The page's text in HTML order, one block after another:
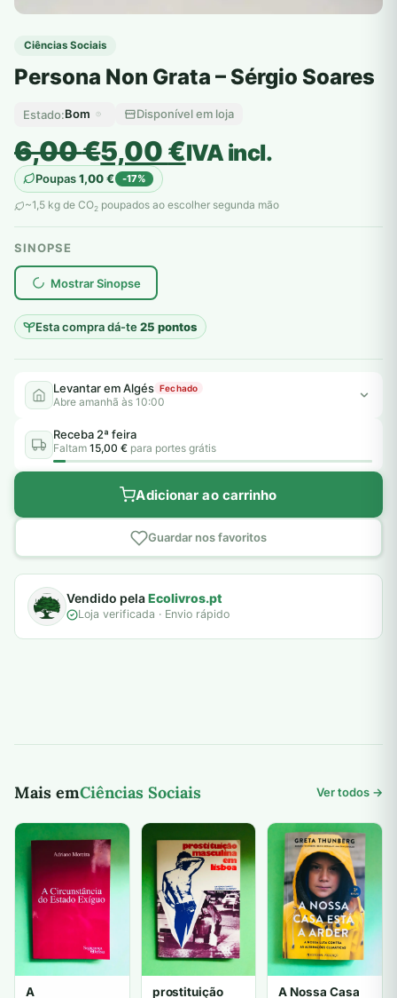
Ciências Sociais
Persona Non Grata – Sérgio Soares
Estado:Bom Disponível em loja
6,00€
O
preço
original
era:
6,00 €.
5,00€
O
preço
atual
é:
5,00 €.
IVA incl.
Poupas1,00€ -17%
~1,5 kg de CO2 poupados ao escolher segunda mão
SINOPSE
Mostrar Sinopse
Esta compra dá-te25 pontos
plantar árvores reais
Levantar em Algés Fechado
Abre amanhã às 10:00
Receba 2ª feira
Faltam 15,00 € para portes grátis
Adicionar ao carrinho
Guardar nos favoritos
Vendido pelaEcolivros.pt
Loja verificada · Envio rápido
Mais emCiências Sociais Ver todos →
A
prostituição
A Nossa Casa